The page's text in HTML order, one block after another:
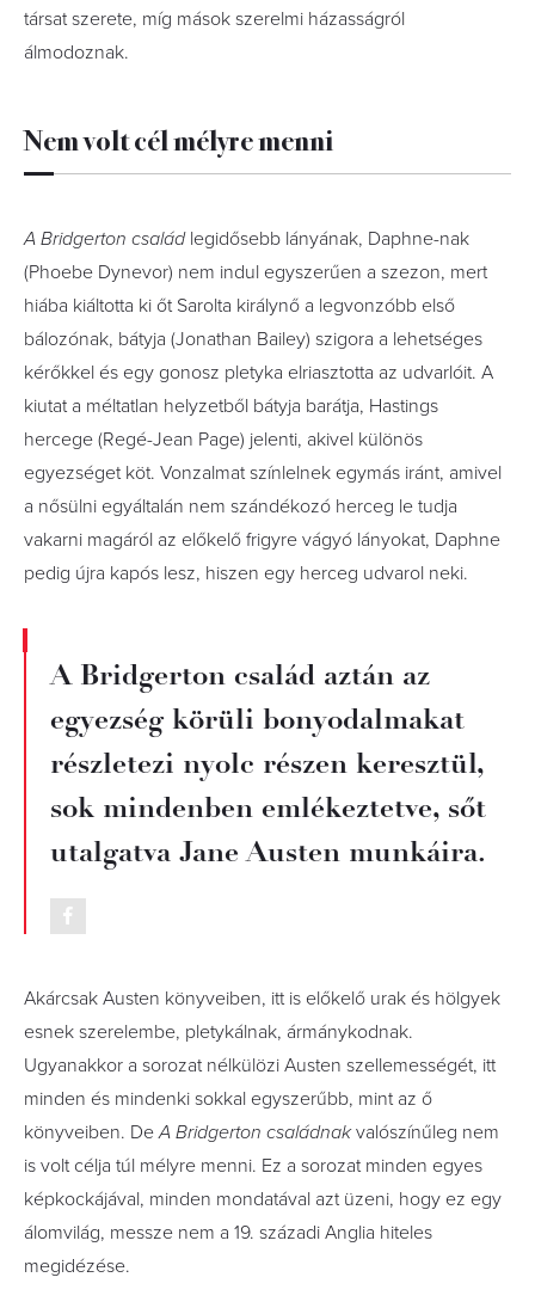
társat szerete, míg mások szerelmi házasságról
álmodoznak.
Nem volt cél mélyre menni
A Bridgerton családlegidősebb lányának, Daphne-nak
(Phoebe Dynevor) nem indul egyszerűen a szezon, mert
hiába kiáltotta ki őt Sarolta királynő a legvonzóbb első
bálozónak, bátyja (Jonathan Bailey) szigora a lehetséges
kérőkkel és egy gonosz pletyka elriasztotta az udvarlóit. A
kiutat a méltatlan helyzetből bátyja barátja, Hastings
hercege (Regé-Jean Page) jelenti, akivel különös
egyezséget köt. Vonzalmat színlelnek egymás iránt, amivel
a nősülni egyáltalán nem szándékozó herceg le tudja
vakarni magáról az előkelő frigyre vágyó lányokat, Daphne
pedig újra kapós lesz, hiszen egy herceg udvarol neki.
A Bridgerton család aztán az
egyezség körüli bonyodalmakat
részletezi nyolc részen keresztül,
sok mindenben emlékeztetve, sőt
utalgatva Jane Austen munkáira.
Akárcsak Austen könyveiben, itt is előkelő urak és hölgyek
esnek szerelembe, pletykálnak, ármánykodnak.
Ugyanakkor a sorozat nélkülözi Austen szellemességét, itt
minden és mindenki sokkal egyszerűbb, mint az ő
könyveiben. DeA Bridgerton családnakvalószínűleg nem
is volt célja túl mélyre menni. Ez a sorozat minden egyes
képkockájával, minden mondatával azt üzeni, hogy ez egy
álomvilág, messze nem a 19. századi Anglia hiteles
megidézése.